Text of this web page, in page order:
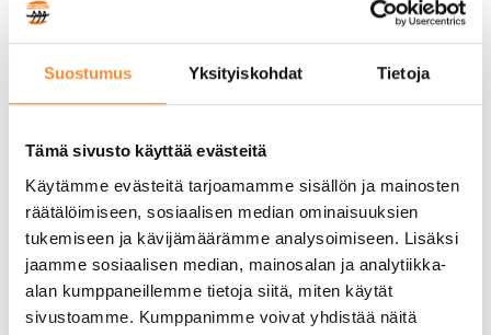
Suostumus Yksityiskohdat Tietoja
Tämä sivusto käyttää evästeitä
Käytämme evästeitä tarjoamamme sisällön ja mainosten
räätälöimiseen, sosiaalisen median ominaisuuksien
tukemiseen ja kävijämäärämme analysoimiseen. Lisäksi
jaamme sosiaalisen median, mainosalan ja analytiikka-
alan kumppaneillemme tietoja siitä, miten käytät
sivustoamme. Kumppanimme voivat yhdistää näitä
Tällä hetkellä hankkeessa keskitytään
Digihoksin työstämiseen. Ailinpietin ja
Tarkan mukaan tavoitteena on saada
alustan ensimmäinen versio valmiiksi
voidaan alkaa pilotoida kevään puolella
ensimmäisille opettajille ja ohjaajille.
”Ensimmäinen suuri hanketapahtuma
on tammikuussa järjestettävä
työhyvinvoinnin webinaariAnna digin